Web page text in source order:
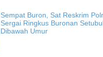
Sempat Buron, Sat Reskrim
Sergai Ringkus Buronan
Dibawah Umur